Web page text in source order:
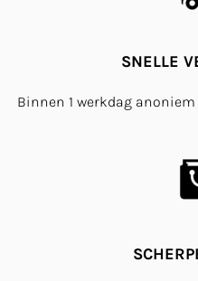
SNELLE
Binnen 1 werkdag